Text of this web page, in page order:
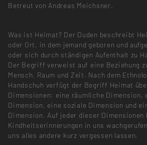
Betreut von Andreas Meichsner.
Was ist Heimat? Der Duden beschreibt
oder Ort, in dem jemand geboren und
oder sich durch ständigen Aufenthalt zu
Der Begriff verweist auf eine Beziehung
Mensch, Raum und Zeit. Nach dem
Handschuh verfügt der Begriff Heimat
Dimensionen: eine räumliche Dimension,
Dimension, eine soziale Dimension und
Dimension. Auf jeder dieser Dimensionen
Kindheitserinnerungen in uns
uns alles andere kurz vergessen lassen.